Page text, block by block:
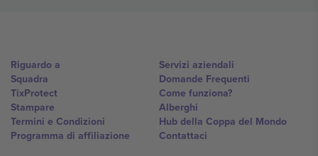
Riguardo a
Squadra
TixProtect
Stampare
Termini e Condizioni
Programma di affiliazione
Servizi aziendali
Domande Frequenti
Come funziona?
Alberghi
Hub della Coppa del Mondo
Contattaci